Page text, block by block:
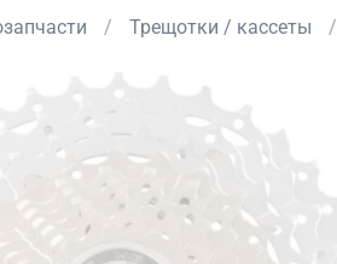
Трещотки / кассеты